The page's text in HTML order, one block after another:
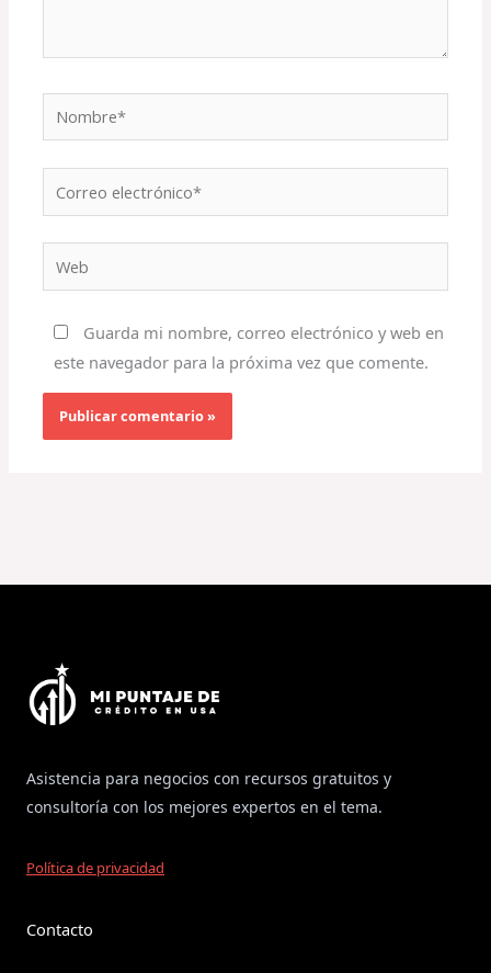
Nombre*
electrónico*
Guarda mi nombre, correo electrónico y web en
este navegador para la próxima vez que comente.
Asistencia para negocios con recursos gratuitos y
consultoría con los mejores expertos en el tema.
Política de privacidad
Contacto